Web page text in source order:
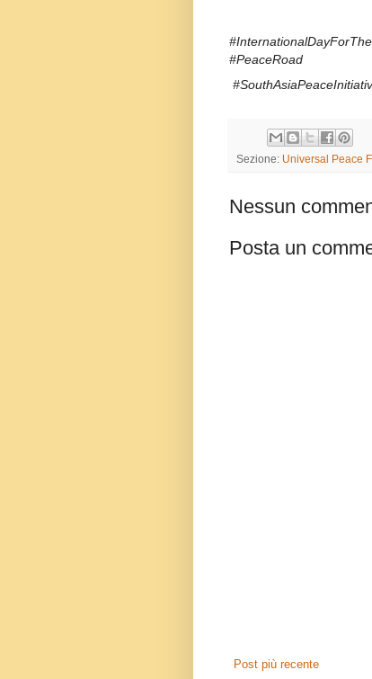
#PeaceRoad
Sezione: Universal Peace
Nessun
Posta un
Post più recente